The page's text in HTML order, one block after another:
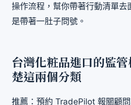
操作流程，幫你帶著行動清單去
是帶著一肚子問號。
台灣化粧品進口的監
楚這兩個分類
推薦：預約 TradePilot 報關顧